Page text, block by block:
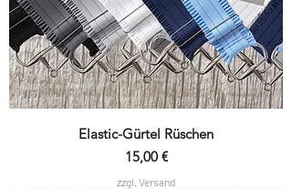
Elastic-Gürtel Rüschen
Preis
15,00 €
zzgl. Versand